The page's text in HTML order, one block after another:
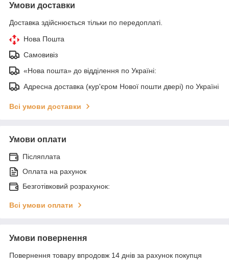
Умови доставки
Доставка здійснюється тільки по передоплаті.
Нова Пошта
Самовивіз
«Нова пошта» до відділення по Україні:
Адресна доставка (кур'єром Нової пошти двері) по Україні
Всі умови доставки
Умови оплати
Післяплата
Оплата на рахунок
Безготівковий розрахунок:
Всі умови оплати
Умови повернення
Повернення товару впродовж 14 днів за рахунок покупця